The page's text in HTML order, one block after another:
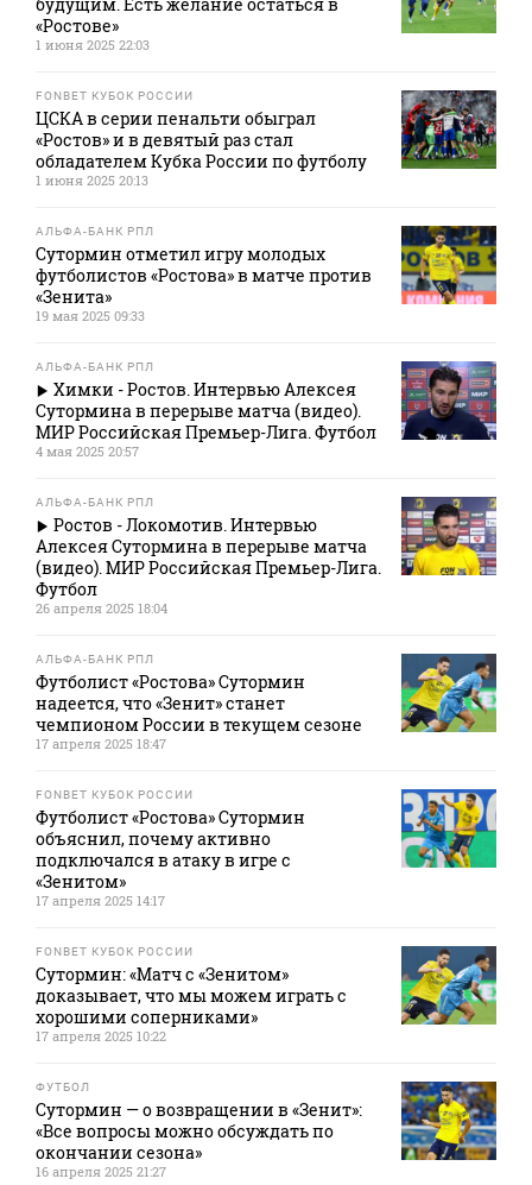
«Ростове»
1 июня 2025 22:03
FONBET КУБОК РОССИИ
ЦСКА в серии пенальти обыграл
«Ростов» и в девятый раз стал
обладателем Кубка России по футболу
1 июня 2025 20:13
АЛЬФА-БАНК РПЛ
Сутормин отметил игру молодых
футболистов «Ростова» в матче против
«Зенита»
19 мая 2025 09:33
АЛЬФА-БАНК РПЛ
Химки - Ростов. Интервью Алексея
Сутормина в перерыве матча (видео).
МИР Российская Премьер-Лига. Футбол
4 мая 2025 20:57
АЛЬФА-БАНК РПЛ
Ростов - Локомотив. Интервью
Алексея Сутормина в перерыве матча
(видео). МИР Российская Премьер-Лига.
Футбол
26 апреля 2025 18:04
АЛЬФА-БАНК РПЛ
Футболист «Ростова» Сутормин
надеется, что «Зенит» станет
чемпионом России в текущем сезоне
17 апреля 2025 18:47
FONBET КУБОК РОССИИ
Футболист «Ростова» Сутормин
объяснил, почему активно
подключался в атаку в игре с
«Зенитом»
17 апреля 2025 14:17
FONBET КУБОК РОССИИ
Сутормин: «Матч с «Зенитом»
доказывает, что мы можем играть с
хорошими соперниками»
17 апреля 2025 10:22
ФУТБОЛ
Сутормин — о возвращении в «Зенит»:
«Все вопросы можно обсуждать по
окончании сезона»
16 апреля 2025 21:27